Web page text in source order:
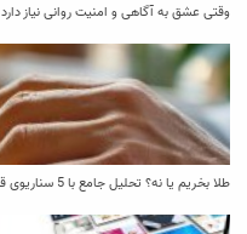
وقتی عشق به آگاهی و امنیت روانی نیاز دارد
طلا بخریم یا نه؟ تحلیل جامع با 5 سناریوی قیمتی برای نیمه دوم 1405